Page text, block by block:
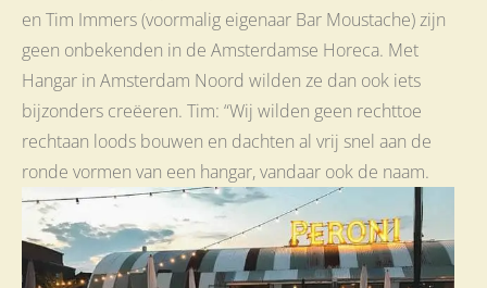
en Tim Immers (voormalig eigenaar Bar Moustache) zijn
geen onbekenden in de Amsterdamse Horeca. Met
Hangar in Amsterdam Noord wilden ze dan ook iets
bijzonders creëeren. Tim: “Wij wilden geen rechttoe
rechtaan loods bouwen en dachten al vrij snel aan de
ronde vormen van een hangar, vandaar ook de naam.